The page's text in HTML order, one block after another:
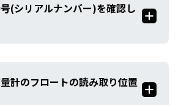
(シリアルナンバー)を確認し
計のフロートの読み取り位置